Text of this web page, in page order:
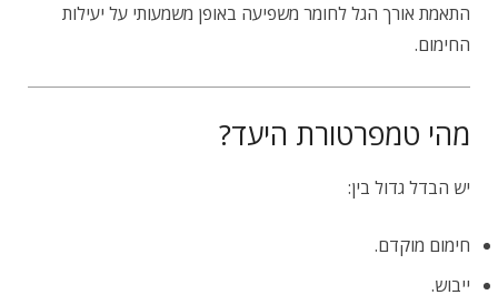
התאמת אורך הגל לחומר משפיעה באופן משמעותי על יעילות
החימום.
מהי טמפרטורת היעד?
יש הבדל גדול בין:
חימום מוקדם.
ייבוש.